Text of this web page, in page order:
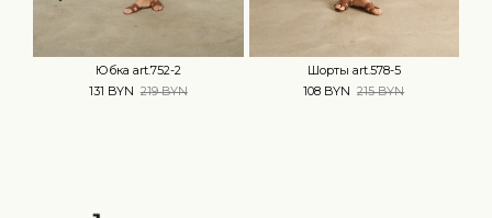
Юбка art.752-2
131 BYN 219 BYN
Шорты art.578-5
108 BYN 215 BYN